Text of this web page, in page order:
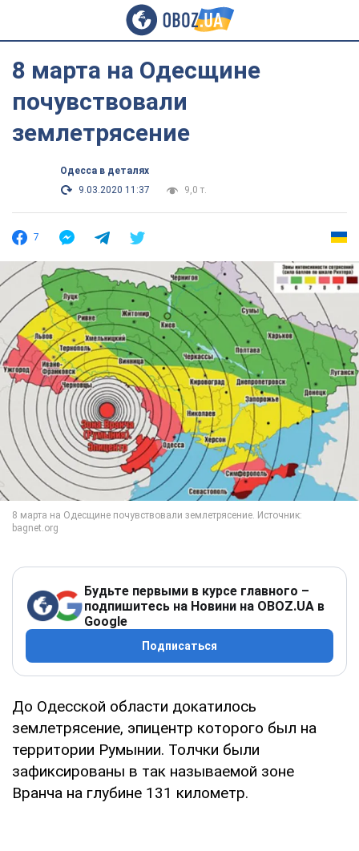
8 марта на Одесщине
почувствовали
землетрясение
Одесса в деталях
9.03.2020 11:37
9,0 т.
7
Будьте первыми в курсе главного –
подпишитесь на Новини на OBOZ.UA в
Google
Подписаться
До Одесской области докатилось
землетрясение, эпицентр которого был на
территории Румынии. Толчки были
зафиксированы в так называемой зоне
Вранча на глубине 131 километр.